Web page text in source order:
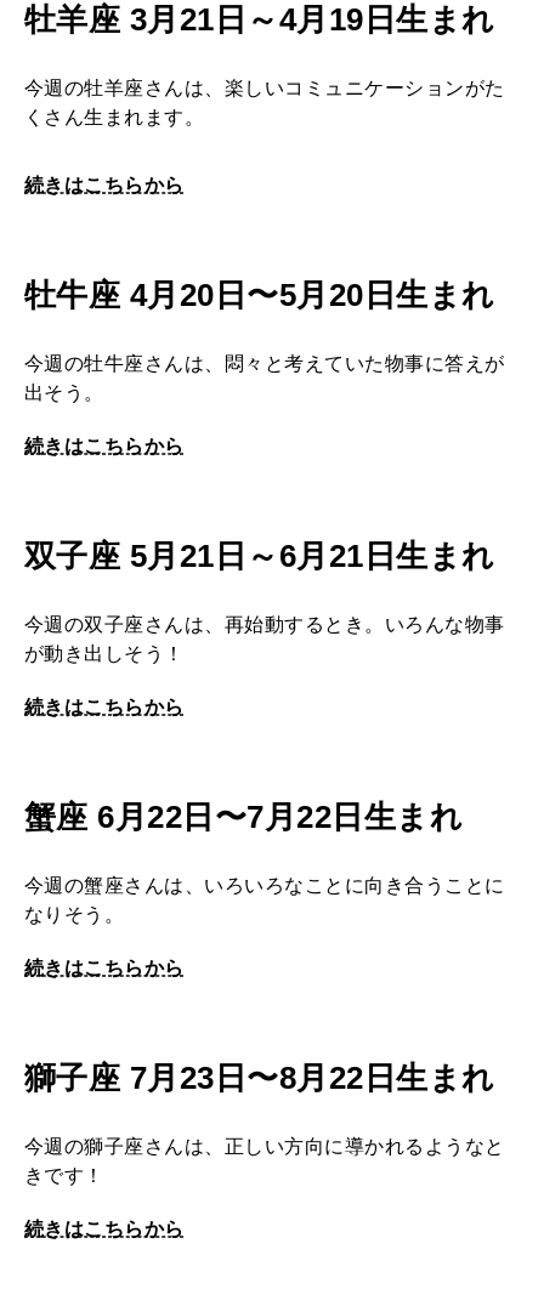
2026年5月号「“大好き”に出会いに。韓国」
2026年4月号「未来をつくる、学びの教科書。」
FOLLOW US!
牡羊座 3月21日～4月19日生まれ
今週の牡羊座さんは、楽しいコミュニケーションがた
くさん生まれます。
続きはこちらから
牡牛座 4月20日〜5月20日生まれ
今週の牡牛座さんは、悶々と考えていた物事に答えが
出そう。
続きはこちらから
双子座 5月21日～6月21日生まれ
今週の双子座さんは、再始動するとき。いろんな物事
が動き出しそう！
続きはこちらから
蟹座 6月22日〜7月22日生まれ
今週の蟹座さんは、いろいろなことに向き合うことに
なりそう。
続きはこちらから
獅子座 7月23日〜8月22日生まれ
今週の獅子座さんは、正しい方向に導かれるようなと
きです！
続きはこちらから